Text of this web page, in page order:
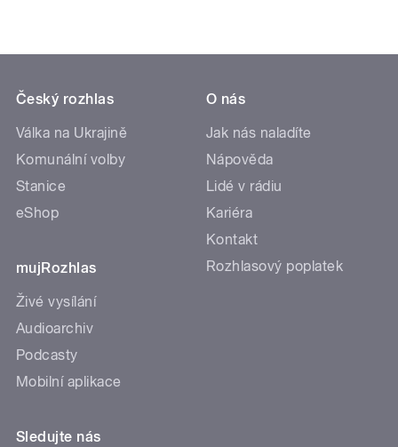
Český rozhlas
Válka na Ukrajině
Komunální volby
Stanice
eShop
mujRozhlas
Živé vysílání
Audioarchiv
Podcasty
Mobilní aplikace
O nás
Jak nás naladíte
Nápověda
Lidé v rádiu
Kariéra
Kontakt
Rozhlasový poplatek
Sledujte nás